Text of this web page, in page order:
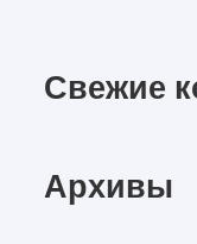
Свежие
Архивы